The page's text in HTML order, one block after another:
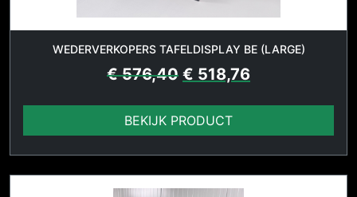
WEDERVERKOPERS TAFELDISPLAY BE (LARGE)
€576,40 € 518,76
BEKIJK PRODUCT